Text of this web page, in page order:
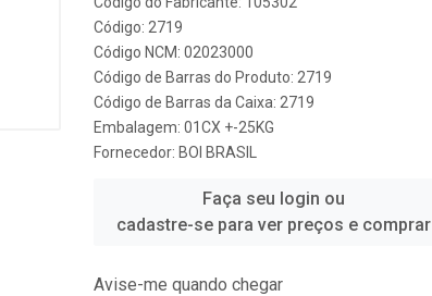
Código: 2719
Código NCM: 02023000
Código de Barras do Produto: 2719
Código de Barras da Caixa: 2719
Embalagem: 01CX +-25KG
Fornecedor: BOI BRASIL
Faça seu login ou
cadastre-se para ver preços e comprar
Avise-me quando chegar